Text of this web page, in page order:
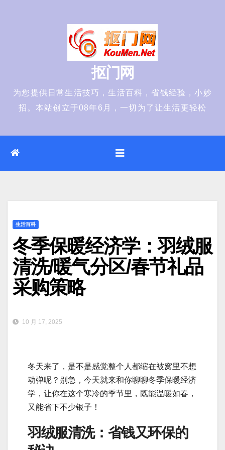
抠门网
为您提供日常生活技巧，生活百科，省钱经验，小妙
招。本站创立于08年6月，一切为了让生活更轻松
生活百科
冬季保暖经济学：羽绒服
清洗/暖气分区/春节礼品
采购策略
10 月 17, 2025
冬天来了，是不是感觉整个人都缩在被窝里不想
动弹呢？别急，今天就来和你聊聊冬季保暖经济
学，让你在这个寒冷的季节里，既能温暖如春，
又能省下不少银子！
羽绒服清洗：省钱又环保的